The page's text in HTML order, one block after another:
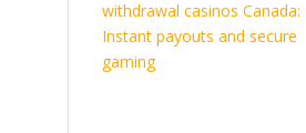
withdrawal casinos Canada:
Instant payouts and secure
gaming